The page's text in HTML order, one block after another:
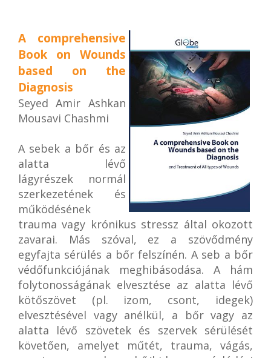
A comprehensive
Book on Wounds
based on the
Diagnosis
Seyed Amir Ashkan
Mousavi Chashmi
A sebek a bőr és az
alatta lévő
lágyrészek normál
szerkezetének és
működésének
trauma vagy krónikus stressz által okozott
zavarai. Más szóval, ez a szövődmény
egyfajta sérülés a bőr felszínén. A seb a bőr
védőfunkciójának meghibásodása. A hám
folytonosságának elvesztése az alatta lévő
kötőszövet (pl. izom, csont, idegek)
elvesztésével vagy anélkül, a bőr vagy az
alatta lévő szövetek és szervek sérülését
követően, amelyet műtét, trauma, vágás,